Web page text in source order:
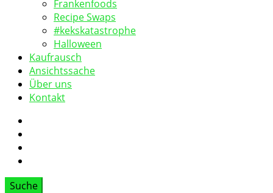
Frankenfoods
Recipe Swaps
#kekskatastrophe
Halloween
Kaufrausch
Ansichtssache
Über uns
Kontakt
Suche